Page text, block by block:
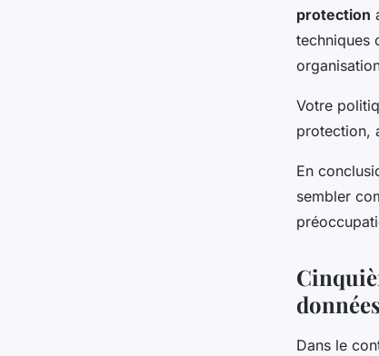
protection
techniques
Votre
protection,
En
sembler
Dans le